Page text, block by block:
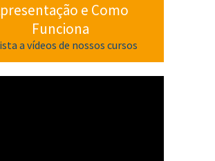
e Como
Funciona
a vídeos de nossos cursos